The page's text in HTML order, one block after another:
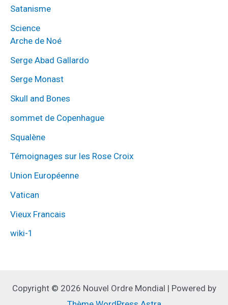
Satanisme
Science
Arche de Noé
Serge Abad Gallardo
Serge Monast
Skull and Bones
sommet de Copenhague
Squalène
Témoignages sur les Rose Croix
Union Européenne
Vatican
Vieux Francais
wiki-1
Copyright © 2026 Nouvel Ordre Mondial | Powered by